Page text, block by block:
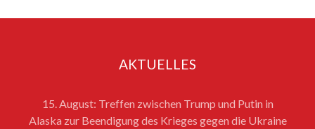
AKTUELLES
15. August: Treffen zwischen Trump und Putin in
Alaska zur Beendigung des Krieges gegen die Ukraine